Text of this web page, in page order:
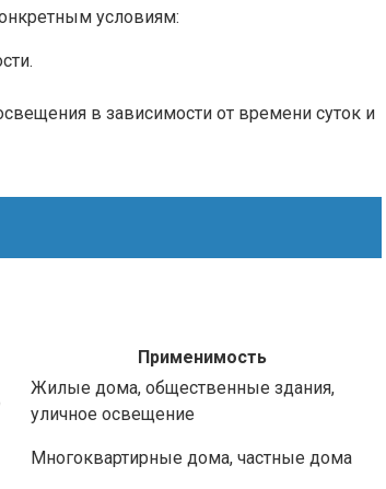
условиям:
в зависимости от времени суток и
Применимость
Жилые дома, общественные здания,
уличное освещение
Многоквартирные дома, частные дома